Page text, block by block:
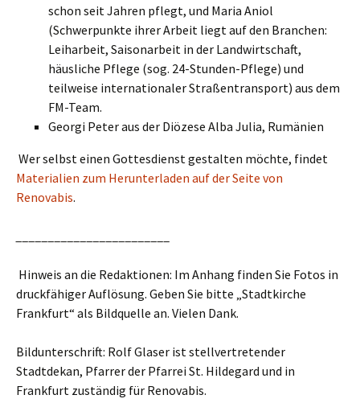
schon seit Jahren pflegt, und Maria Aniol
(Schwerpunkte ihrer Arbeit liegt auf den Branchen:
Leiharbeit, Saisonarbeit in der Landwirtschaft,
häusliche Pflege (sog. 24-Stunden-Pflege) und
teilweise internationaler Straßentransport) aus dem
FM-Team.
Georgi Peter aus der Diözese Alba Julia, Rumänien
Wer selbst einen Gottesdienst gestalten möchte, findet
Materialien zum Herunterladen auf der Seite von
Renovabis.
Hinweis an die Redaktionen: Im Anhang finden Sie Fotos in
druckfähiger Auflösung. Geben Sie bitte „Stadtkirche
Frankfurt“ als Bildquelle an. Vielen Dank.
Bildunterschrift: Rolf Glaser ist stellvertretender
Stadtdekan, Pfarrer der Pfarrei St. Hildegard und in
Frankfurt zuständig für Renovabis.